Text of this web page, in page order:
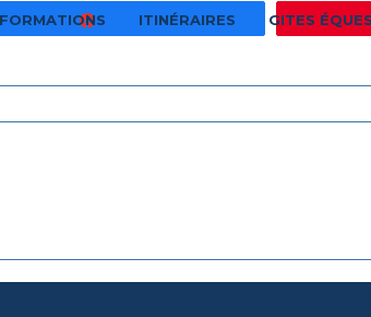
ITINÉRAIRES GITES
Partagez